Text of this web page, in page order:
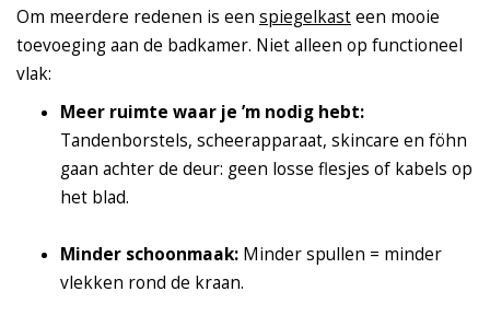
Om meerdere redenen is een spiegelkasteen mooie
toevoeging aan de badkamer. Niet alleen op functioneel
vlak:
Meer ruimte waar je ’m nodig hebt:
Tandenborstels, scheerapparaat, skincare en föhn
gaan achter de deur: geen losse flesjes of kabels op
het blad.
Minder schoonmaak: Minder spullen = minder
vlekken rond de kraan.